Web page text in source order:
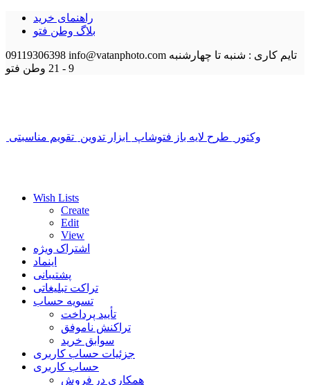
راهنمای خرید
بلاگ وطن فتو
09119306398 info@vatanphoto.com تایم کاری : شنبه تا چهارشنبه
9 - 21
وطن فتو
وکتور طرح لایه باز فتوشاپ ابزار تدوین تقویم مناسبتی
Wish Lists
Create
Edit
View
اشتراک ویژه
اینماد
پشتیبانی
تراکت تبلیغاتی
تسویه حساب
تأیید پرداخت
تراکنش ناموفق
سوابق خرید
جزئیات حساب کاربری
حساب کاربری
همکاری در فروش